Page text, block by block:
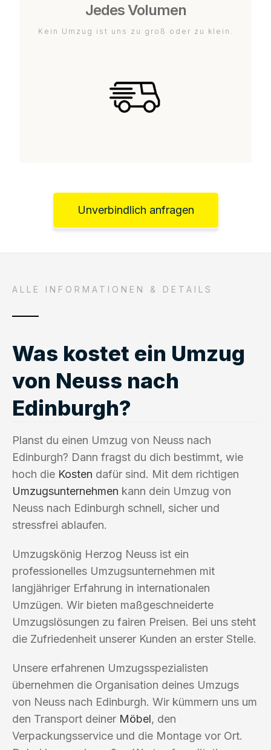
Jedes Volumen
Kein Umzug ist uns zu groß oder zu klein.
Unverbindlich anfragen
ALLE INFORMATIONEN & DETAILS
Was kostet ein Umzug
von Neuss nach
Edinburgh?
Planst du einen Umzug von Neuss nach
Edinburgh? Dann fragst du dich bestimmt, wie
hoch die Kosten dafür sind. Mit dem richtigen
Umzugsunternehmen kann dein Umzug von
Neuss nach Edinburgh schnell, sicher und
stressfrei ablaufen.
Umzugskönig Herzog Neuss ist ein
professionelles Umzugsunternehmen mit
langjähriger Erfahrung in internationalen
Umzügen. Wir bieten maßgeschneiderte
Umzugslösungen zu fairen Preisen. Bei uns steht
die Zufriedenheit unserer Kunden an erster Stelle.
Unsere erfahrenen Umzugsspezialisten
übernehmen die Organisation deines Umzugs
von Neuss nach Edinburgh. Wir kümmern uns um
den Transport deiner Möbel, den
Verpackungsservice und die Montage vor Ort.